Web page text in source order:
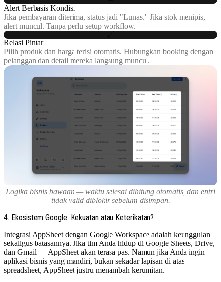
Alert Berbasis Kondisi
Jika pembayaran diterima, status jadi "Lunas." Jika stok menipis,
alert muncul. Tanpa perlu setup workflow.
Relasi Pintar
Pilih produk dan harga terisi otomatis. Hubungkan booking dengan
pelanggan dan detail mereka langsung muncul.
Logika bisnis bawaan — waktu selesai dihitung otomatis, dan entri
tidak valid diblokir sebelum disimpan.
4. Ekosistem Google: Kekuatan atau Keterikatan?
Integrasi AppSheet dengan Google Workspace adalah keunggulan
sekaligus batasannya. Jika tim Anda hidup di Google Sheets, Drive,
dan Gmail — AppSheet akan terasa pas. Namun jika Anda ingin
aplikasi bisnis yang mandiri, bukan sekadar lapisan di atas
spreadsheet, AppSheet justru menambah kerumitan.